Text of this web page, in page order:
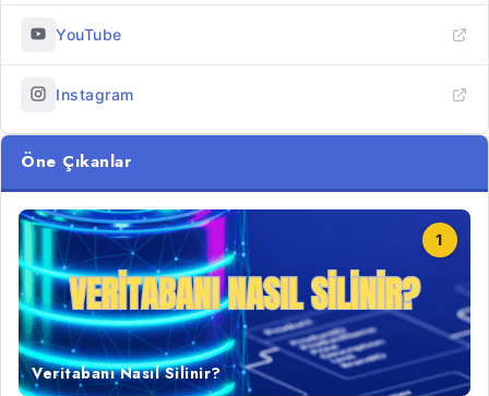
YouTube
Instagram
Öne Çıkanlar
1
Veritabanı Nasıl Silinir?